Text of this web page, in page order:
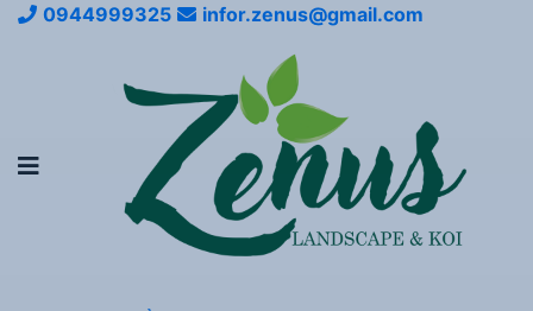
0944999325 infor.zenus@gmail.com